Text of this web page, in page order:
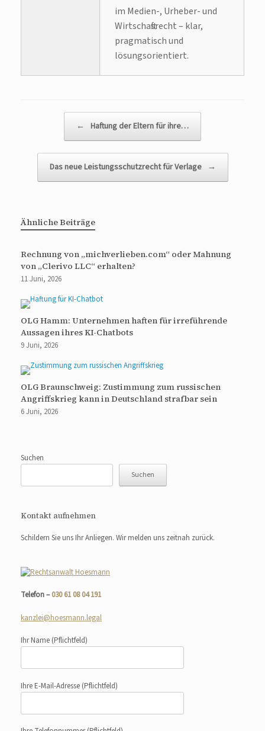
im Medien-, Urheber- und
Wirtschaftsrecht – klar,
pragmatisch und
lösungsorientiert.
← Haftung der Eltern für ihre…
Das neue Leistungsschutzrecht für Verlage →
Ähnliche Beiträge
Rechnung von „michverlieben.com“ oder Mahnung
von „Clerivo LLC“ erhalten?
11 Juni, 2026
OLG Hamm: Unternehmen haften für irreführende
Aussagen ihres KI-Chatbots
9 Juni, 2026
OLG Braunschweig: Zustimmung zum russischen
Angriffskrieg kann in Deutschland strafbar sein
6 Juni, 2026
Suchen
Suchen
Kontakt aufnehmen
Schildern Sie uns Ihr Anliegen. Wir melden uns zeitnah zurück.
Telefon –030 61 08 04 191
kanzlei@hoesmann.legal
Ihr Name (Pflichtfeld)
Ihre E-Mail-Adresse (Pflichtfeld)